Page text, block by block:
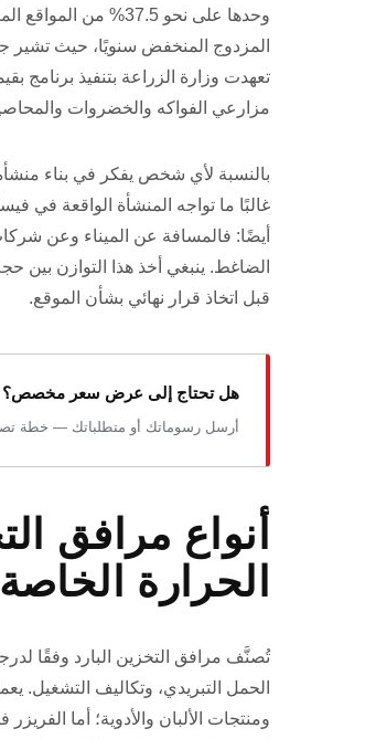
وحدها على نحو
مزارعي الفواكه والخضروات
بالنسبة لأي شخص يفكر في بناء
غالبًا ما تواجه المنشأة الواقعة في
أيضًا: فالمسافة عن الميناء وعن
الضاغط. ينبغي أخذ هذا التوازن بين
قبل اتخاذ قرار نهائي بشأن الموقع.
هل تحتاج إلى عرض سعر مخصص؟
أرسل رسوماتك أو متطلباتك — خطة تصميم خلال 3 أيام،
أنواع مرافق
الحرارة
تُصنَّف مرافق التخزين البارد وفقًا